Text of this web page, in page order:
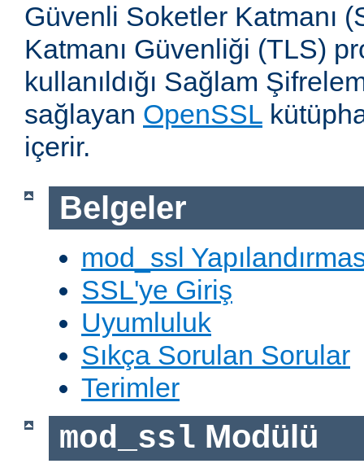
Güvenli Soketler Katmanı
Katmanı Güvenliği (TLS)
kullanıldığı Sağlam
sağlayan OpenSSL
içerir.
Belgeler
mod_ssl
SSL'ye Giriş
Uyumluluk
Sıkça Sorulan Sorular
Terimler
mod_ssl Modülü